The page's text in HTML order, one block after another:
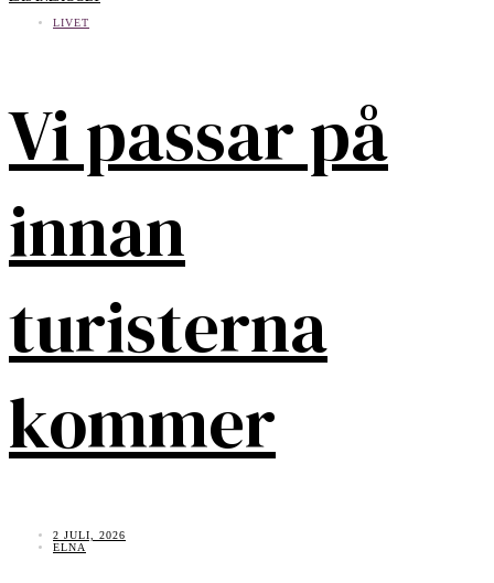
LIVET
Vi passar på
innan
turisterna
kommer
2 JULI, 2026
ELNA